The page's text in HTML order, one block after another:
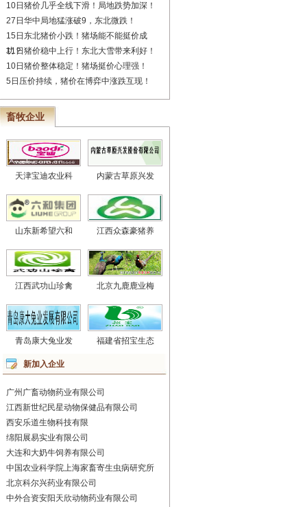
10日猪价几乎全线下滑！局地跌势加深！
27日华中局地猛涨破9，东北微跌！
15日东北猪价小跌！猪场能不能挺价成
功？
11日猪价稳中上行！东北大雪带来利好！
10日猪价整体稳定！猪场挺价心理强！
5日压价持续，猪价在博弈中涨跌互现！
畜牧企业
天津宝迪农业科 内蒙古草原兴发
山东新希望六和 江西众森豪猪养
江西武功山珍禽 北京九鹿鹿业梅
青岛康大兔业发 福建省招宝生态
新加入企业
广州广畜动物药业有限公司
江西新世纪民星动物保健品有限公司
西安乐道生物科技有限
绵阳展易实业有限公司
大连和大奶牛饲养有限公司
中国农业科学院上海家畜寄生虫病研究所
北京科尔兴药业有限公司
中外合资安阳天欣动物药业有限公司